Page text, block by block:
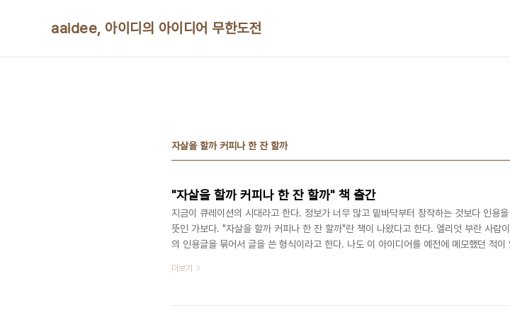
aaidee, 아이디의 아이디어 무한도전
자살을 할까 커피나 한 잔 할까
"자살을 할까 커피나 한 잔 할까" 책 출간
지금이 큐레이션의 시대라고 한다. 정보가 너무 많고 밑바닥부터 창작하는 것보다 인용
뜻인 가보다. "자살을 할까 커피나 한 잔 할까"란 책이 나왔다고 한다. 엘리엇 부란 사람
의 인용글을 묶어서 글을 쓴 형식이라고 한다. 나도 이 아이디어를 예전에 메모했던 적이
다. 영화 트랜스포머에서는 라디오 채널을 바꿔가며 기계가 하고싶은 말을 하는 씬이 있
간은 금이다." "금 보기를 돌같이 하라." 처럼 서로 대비되는 속담을 묶는 시도도 예전에 ..
더보기